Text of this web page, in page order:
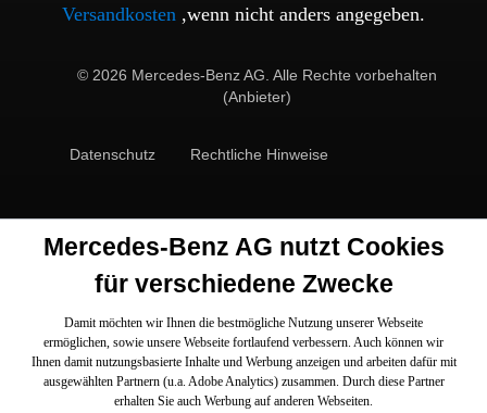
Versandkosten ,wenn nicht anders angegeben.
© 2026 Mercedes-Benz AG. Alle Rechte vorbehalten
(Anbieter)
Datenschutz Rechtliche Hinweise
Mercedes-Benz AG nutzt Cookies
für verschiedene Zwecke
Damit möchten wir Ihnen die bestmögliche Nutzung unserer Webseite
ermöglichen, sowie unsere Webseite fortlaufend verbessern. Auch können wir
Ihnen damit nutzungsbasierte Inhalte und Werbung anzeigen und arbeiten dafür mit
ausgewählten Partnern (u.a. Adobe Analytics) zusammen. Durch diese Partner
erhalten Sie auch Werbung auf anderen Webseiten.